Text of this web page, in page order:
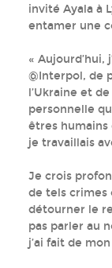
invité Ayala à
entamer une
« Aujourd’hui,
@Interpol, de
l’Ukraine et
personnelle
êtres humains
je travaillais
Je crois
de tels crimes
détourner le
pas parler au
j’ai fait de